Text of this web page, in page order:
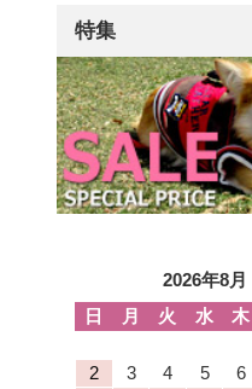
特集
2026年8月
日
月 火 水 木
2
3 4 5 6